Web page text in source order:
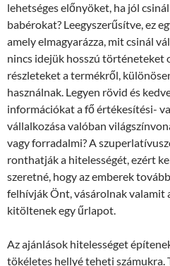
lehetséges előnyöket, ha jól
babérokat? Leegyszerűsítve, ez
amely elmagyarázza, mit csinál
nincs idejük hosszú történeteket
részleteket a termékről,
használnak. Legyen rövid és
információkat a fő értékesítési-
vállalkozása valóban
vagy forradalmi? A
ronthatják a hitelességét, ezért
szeretné, hogy az emberek
felhívják Önt, vásárolnak valamit
kitöltenek egy űrlapot.
Az ajánlások hitelességet
tökéletes hellyé teheti számukra.